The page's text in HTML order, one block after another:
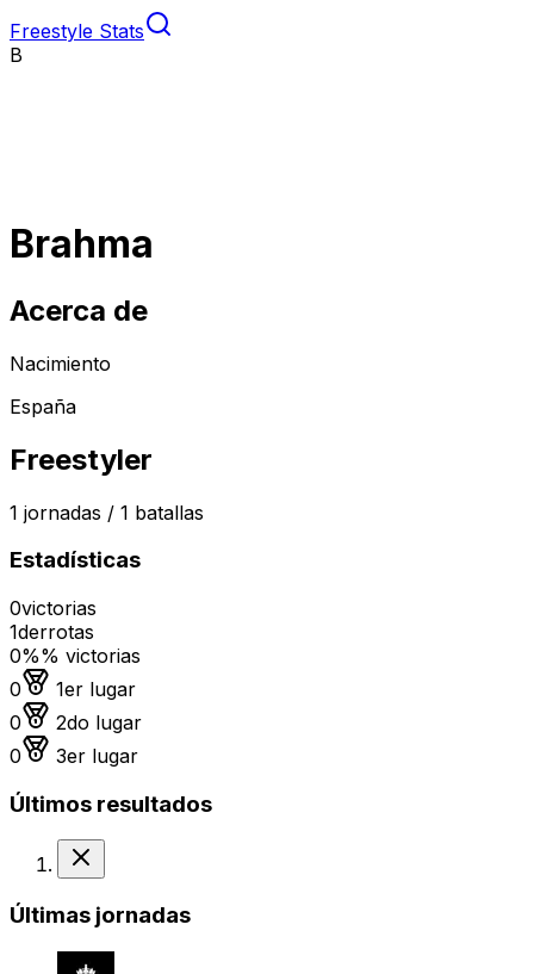
Freestyle Stats
B
Brahma
Acerca de
Nacimiento
España
Freestyler
1 jornadas / 1 batallas
Estadísticas
0victorias
1derrotas
0%% victorias
0
Medalla de oro
1er lugar
0
Medalla de plata
2do lugar
0
Medalla de bronce
3er lugar
Últimos resultados
Últimas jornadas